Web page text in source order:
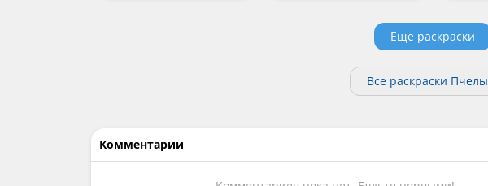
Еще раскраски
Все раскраски Пчелы
Комментарии